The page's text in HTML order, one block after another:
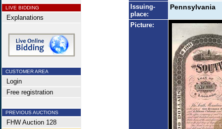
LIVE BIDDING
Explanations
CUSTOMER AREA
Login
Free registration
PREVIOUS AUCTIONS
FHW Auction 128
Issuing-
place:
Pennsylvania
Picture: